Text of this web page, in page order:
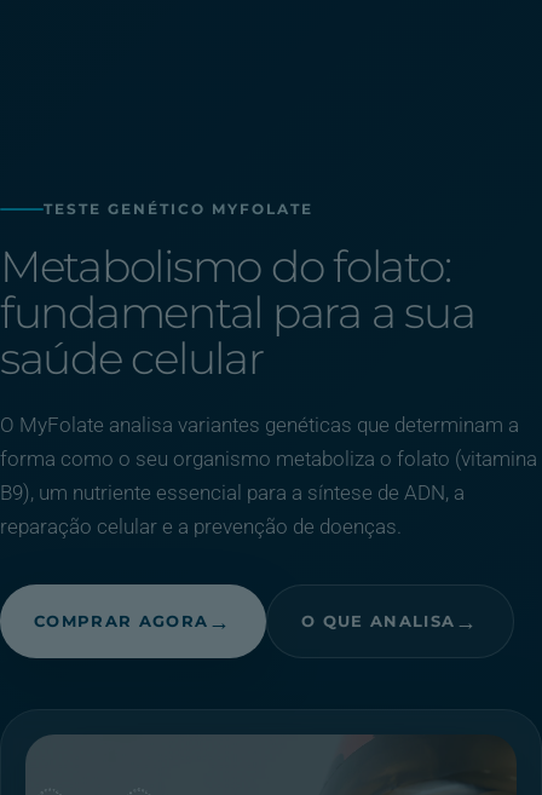
TESTE GENÉTICO MYFOLATE
Metabolismo do folato:
fundamental para a sua
saúde celular
O MyFolate analisa variantes genéticas que determinam a
forma como o seu organismo metaboliza o folato (vitamina
B9), um nutriente essencial para a síntese de ADN, a
reparação celular e a prevenção de doenças.
COMPRAR AGORA O QUE ANALISA